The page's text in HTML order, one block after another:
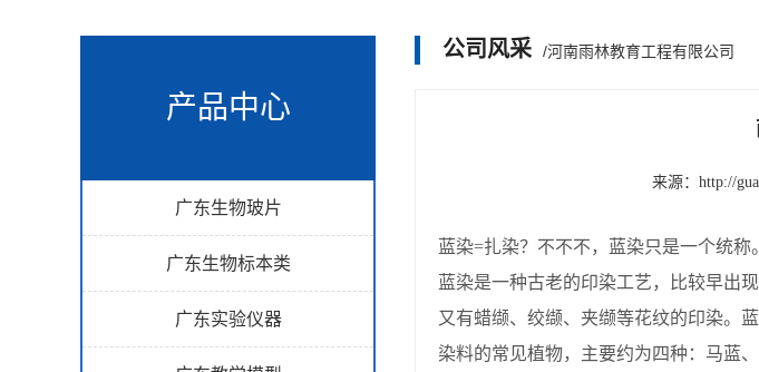
产品中心
广东生物玻片
广东生物标本类
广东实验仪器
公司风采 /河南雨林教育工程有限公司
来源： http://
蓝染=扎染？不不不，蓝染只是一个统
蓝染是一种古老的印染工艺，比较早出
又有蜡缬、绞缬、夹缬等花纹的印染。
染料的常见植物，主要约为四种：马蓝